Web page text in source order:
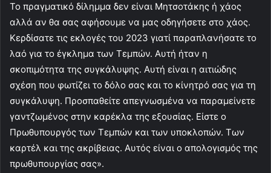
Το πραγματικό δίλημμα δεν είναι Μητσοτάκης ή χάος
αλλά αν θα σας αφήσουμε να μας οδηγήσετε στο χάος.
Κερδίσατε τις εκλογές του 2023 γιατί παραπλανήσατε το
λαό για το έγκλημα των Τεμπών. Αυτή ήταν η
σκοπιμότητα της συγκάλυψης. Αυτή είναι η αιτιώδης
σχέση που φωτίζει το δόλο σας και το κίνητρό σας για τη
συγκάλυψη. Προσπαθείτε απεγνωσμένα να παραμείνετε
γαντζωμένος στην καρέκλα της εξουσίας. Είστε ο
Πρωθυπουργός των Τεμπών και των υποκλοπών. Των
καρτέλ και της ακρίβειας. Αυτός είναι ο απολογισμός της
πρωθυπουργίας σας».